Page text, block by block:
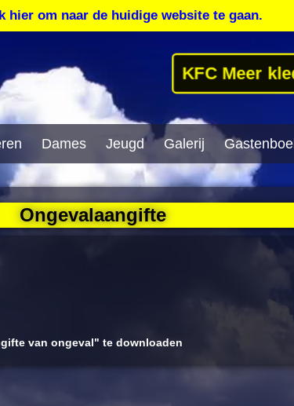
hier om naar de huidige website te gaan.
KFC Meer
Dames Jeugd Galerij
Ongevalaangifte
van ongeval" te downloaden